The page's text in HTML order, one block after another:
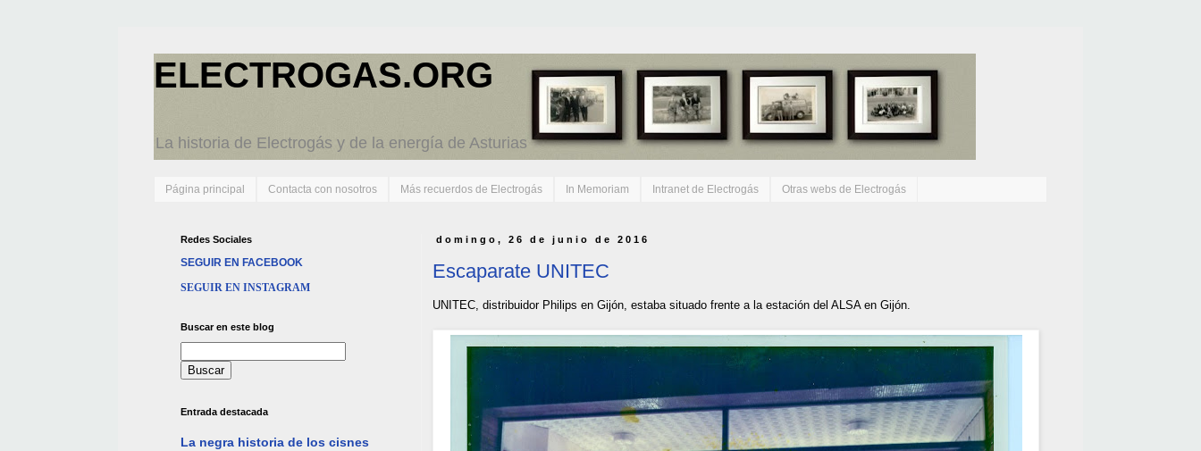
ELECTROGAS.ORG
La historia de Electrogás y de la energía de Asturias
Página principal Contacta con nosotros Más recuerdos de Electrogás In Memoriam Intranet de Electrogás Otras webs de Electrogás
domingo, 26 de junio de 2016
Escaparate UNITEC
UNITEC, distribuidor Philips en Gijón, estaba situado frente a la estación del ALSA en Gijón.
Redes Sociales
SEGUIR EN FACEBOOK
SEGUIR EN INSTAGRAM
Buscar en este blog
Entrada destacada
La negra historia de los cisnes